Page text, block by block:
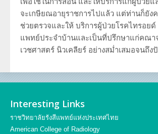
จะเกษียณอายุราชการไปแล้ว แต่ท่านก็ยัง
ช่วยตรวจและให้ บริการผู้ป่วยโรคไทรอย
แพทย์ประจำบ้านและเป็นที่ปรึกษาแก่คณา
เวชศาสตร์ นิวเคลียร์ อย่างสม่ำเสมอจนถึง
Interesting Links
ราชวิทยาลัยรังสีแพทย์แห่งประเทศไทย
American College of Radiology